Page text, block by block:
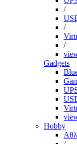
/
/
/
Gadgets
Hobby